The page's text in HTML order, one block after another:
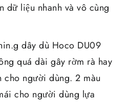
dữ liệu nhanh và vô cùng
dây dù Hoco DU09
quá dài gây rờm rà hay
cho người dùng. 2 màu
cho người dùng lựa